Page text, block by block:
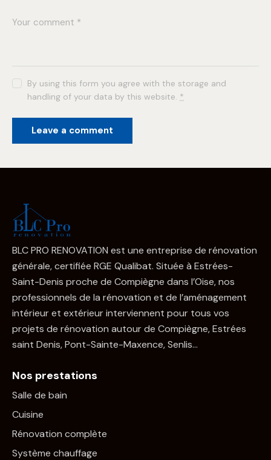
By using this form you agree with the storage and
handling of your data by this website. *
BLC PRO RENOVATION est une entreprise de rénovation
générale, certifiée RGE Qualibat. Située à Estrées-
Saint-Denis proche de Compiègne dans l’Oise, nos
professionnels de la rénovation et de l’aménagement
intérieur et extérieur interviennent pour tous vos
projets de rénovation autour de Compiègne, Estrées
saint Denis, Pont-Sainte-Maxence, Senlis…
Nos prestations
Salle de bain
Cuisine
Rénovation complète
Système chauffage